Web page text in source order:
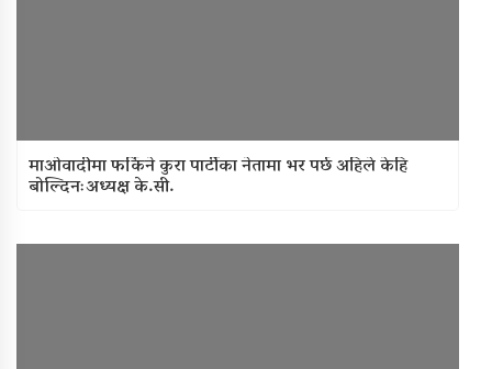
माओवादीमा फर्किने कुरा पार्टीका नेतामा भर पर्छ अहिले केहि
बोल्दिनःअध्यक्ष के.सी.